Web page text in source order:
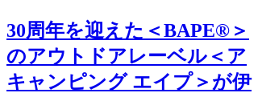
30周年を迎えた＜BAPE®＞
のアウトドアレーベル＜ア
キャンピング エイプ＞が伊